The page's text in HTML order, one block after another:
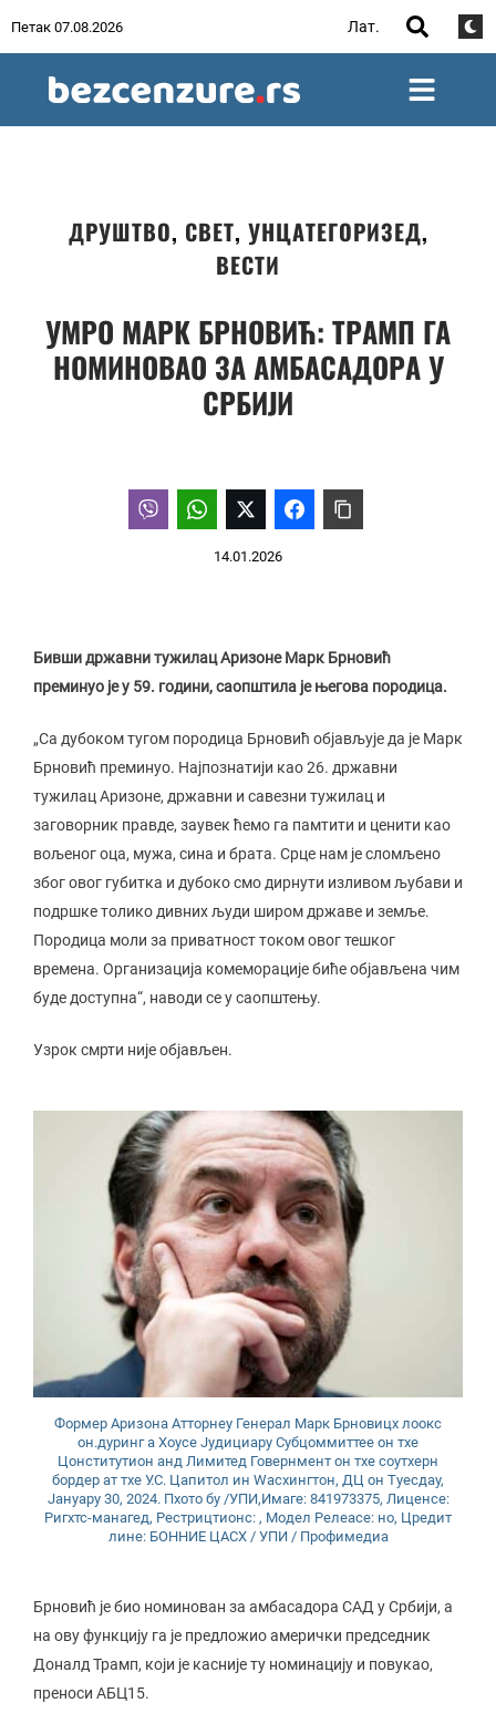
Петак 07.08.2026 Лат.
ДРУШТВО, СВЕТ, УНЦАТЕГОРИЗЕД,
ВЕСТИ
УМРО МАРК БРНОВИЋ: ТРАМП ГА
НОМИНОВАО ЗА АМБАСАДОРА У
СРБИЈИ
14.01.2026
Бивши државни тужилац Аризоне Марк Брновић
преминуо је у 59. години, саопштила је његова породица.
„Са дубоком тугом породица Брновић објављује да је Марк
Брновић преминуо. Најпознатији као 26. државни
тужилац Аризоне, државни и савезни тужилац и
заговорник правде, заувек ћемо га памтити и ценити као
вољеног оца, мужа, сина и брата. Срце нам је сломљено
због овог губитка и дубоко смо дирнути изливом љубави и
подршке толико дивних људи широм државе и земље.
Породица моли за приватност током овог тешког
времена. Организација комеморације биће објављена чим
буде доступна“, наводи се у саопштењу.
Узрок смрти није објављен.
Формер Аризона Атторнеy Генерал Марк Брновицх лоокс
он.дуринг а Хоусе Јудициарy Субцоммиттее он тхе
Цонститутион анд Лимитед Говернмент он тхе соутхерн
бордер ат тхе У.С. Цапитол ин Wасхингтон, ДЦ он Туесдаy,
Јануарy 30, 2024. Пхото бy /УПИ,Имаге: 841973375, Лиценсе:
Ригхтс-манагед, Рестрицтионс: , Модел Релеасе: но, Цредит
лине: БОННИЕ ЦАСХ / УПИ / Профимедиа
Брновић је био номинован за амбасадора САД у Србији, а
на ову функцију га је предложио амерички председник
Доналд Трамп, који је касније ту номинацију и повукао,
преноси АБЦ15.